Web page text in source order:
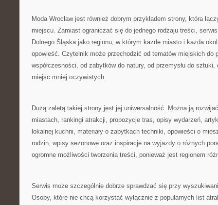
Moda Wrocław jest również dobrym przykładem strony, która
miejscu. Zamiast ograniczać się do jednego rodzaju treści,
Dolnego Śląska jako regionu, w którym każde miasto i każda
opowieść. Czytelnik może przechodzić od tematów miejskich do
współczesności, od zabytków do natury, od przemysłu do
miejsc mniej oczywistych.
Dużą zaletą takiej strony jest jej uniwersalność. Można ją
miastach, rankingi atrakcji, propozycje tras, opisy wydarzeń,
lokalnej kuchni, materiały o zabytkach techniki, opowieści o
rodzin, wpisy sezonowe oraz inspiracje na wyjazdy o różnych
ogromne możliwości tworzenia treści, ponieważ jest regionem
Serwis może szczególnie dobrze sprawdzać się przy
Osoby, które nie chcą korzystać wyłącznie z popularnych list